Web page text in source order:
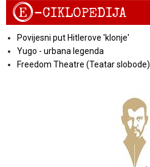
E-CIKLOPEDIJA
Povijesni put Hitlerove 'klonje'
Yugo - urbana legenda
Freedom Theatre (Teatar slobode)